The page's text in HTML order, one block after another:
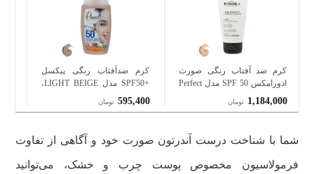
کرم ضد آفتاب رنگی صورت
ادورامکس SPF 50 مدل Perfect
UVA مناسب برای انواع پوست
1,184,000 تومان
کرم ضدآفتاب رنگی پیکسل
+SPF50 مدل LIGHT BEIGE،
مناسب پوست‌های حساس و
خشک، حجم 50 میلی‌لیتر
595,400 تومان
شما با شناخت درست آندرتون صورت خود و آگاهی از تفاوت
فرمولاسیون مخصوص پوست چرب و خشک، می‌توانید